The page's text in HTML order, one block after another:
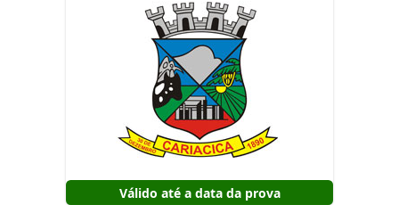
Válido até a data da prova